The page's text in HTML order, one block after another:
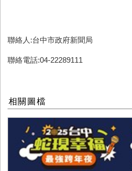
聯絡人:台中市政府新聞局
聯絡電話:04-22289111
相關圖檔